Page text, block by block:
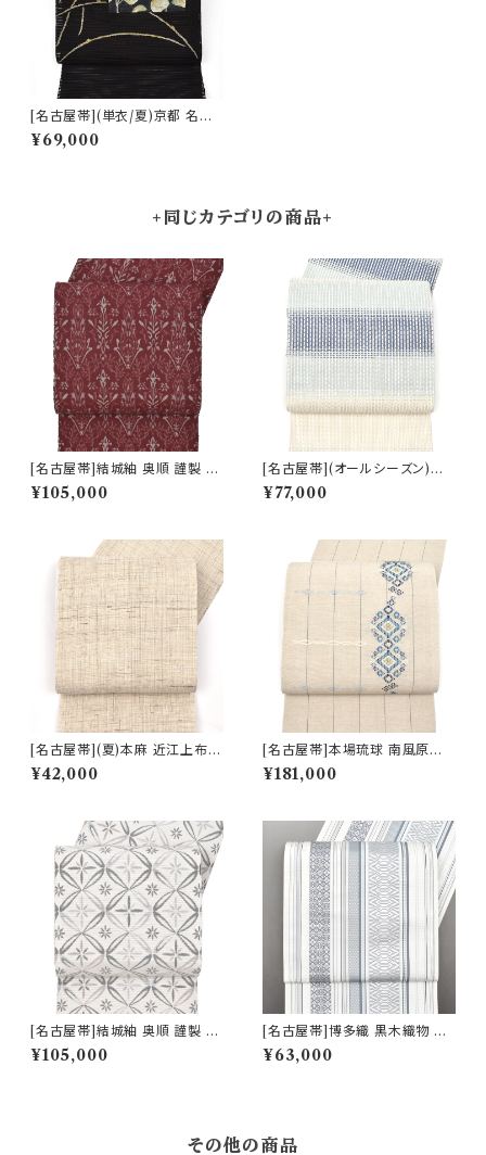
[名古屋帯](単衣/夏)京都 名門
都 謹製 手織 すくい織 八寸帯
正絹 日本製(商品番号:22307)
¥69,000
+同じカテゴリの商品+
[名古屋帯]結城紬 奥順 謹製 型
紙捺染絣 装飾華文 八寸帯 正絹
日本製(商品番号:22496)
¥105,000
[名古屋帯](オールシーズン)米
沢 近賢織物 謹製 蜃気楼 オー
ロラ 八寸帯 絹×和紙 日本製(商
¥77,000
[名古屋帯](夏)本麻 近江上布
川口織物 謹製 八寸帯 日本製
(商品番号:21716)
¥42,000
[名古屋帯]本場琉球 南風原花
織 現代の名工 大城一夫 作 手
織り 八寸帯 正絹 日本製(商品
¥181,000
[名古屋帯]結城紬 奥順 謹製 型
紙捺染絣 七宝文様 八寸帯 正絹
日本製(商品番号:22495)
¥105,000
[名古屋帯]博多織 黒木織物 謹
製 献上独鈷 八寸帯 正絹 日本
製(商品番号:22108)
¥63,000
その他の商品